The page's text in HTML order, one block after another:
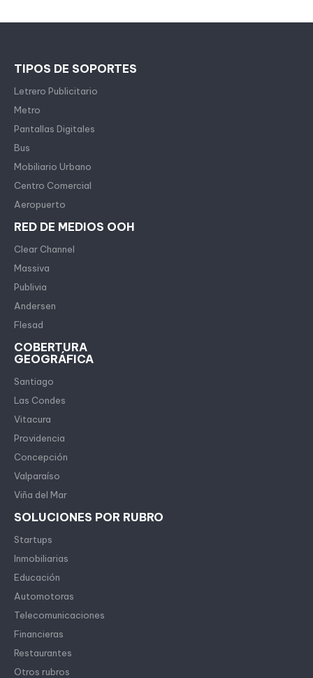
TIPOS DE SOPORTES
Letrero Publicitario
Metro
Pantallas Digitales
Bus
Mobiliario Urbano
Centro Comercial
Aeropuerto
RED DE MEDIOS OOH
Clear Channel
Massiva
Publivia
Andersen
Flesad
COBERTURA
GEOGRÁFICA
Santiago
Las Condes
Vitacura
Providencia
Concepción
Valparaíso
Viña del Mar
SOLUCIONES POR RUBRO
Startups
Inmobiliarias
Educación
Automotoras
Telecomunicaciones
Financieras
Restaurantes
Otros rubros